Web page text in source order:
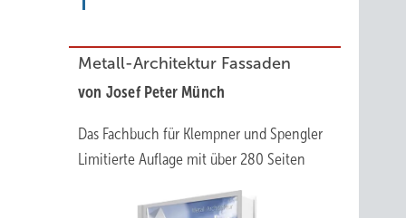
Metall-Architektur Fassaden
von Josef Peter Münch
Das Fachbuch für Klempner und Spengler
Limitierte Auflage mit über 280 Seiten